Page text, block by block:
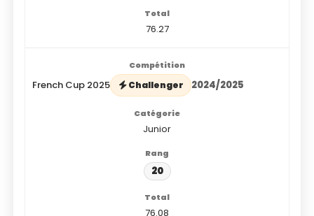
76.27
French Cup 2025 Challenger 2024/2025
Junior
20
76.08